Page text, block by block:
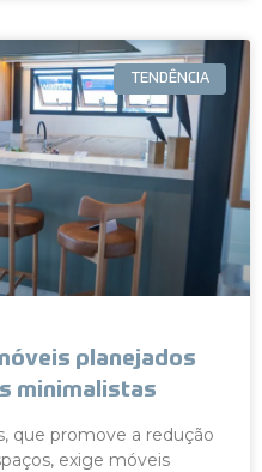
TENDÊNCIA
planejados
minimalistas
que promove a redução
exige móveis